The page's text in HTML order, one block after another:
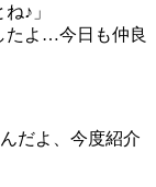
♪」
たよ…今日も仲良
だよ、今度紹介